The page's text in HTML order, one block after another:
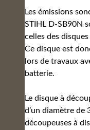
Les émissions
STIHL D-SB90N
celles des
Ce disque est
lors de travaux
batterie.
Le disque à
d’un diamètre de
découpeuses à